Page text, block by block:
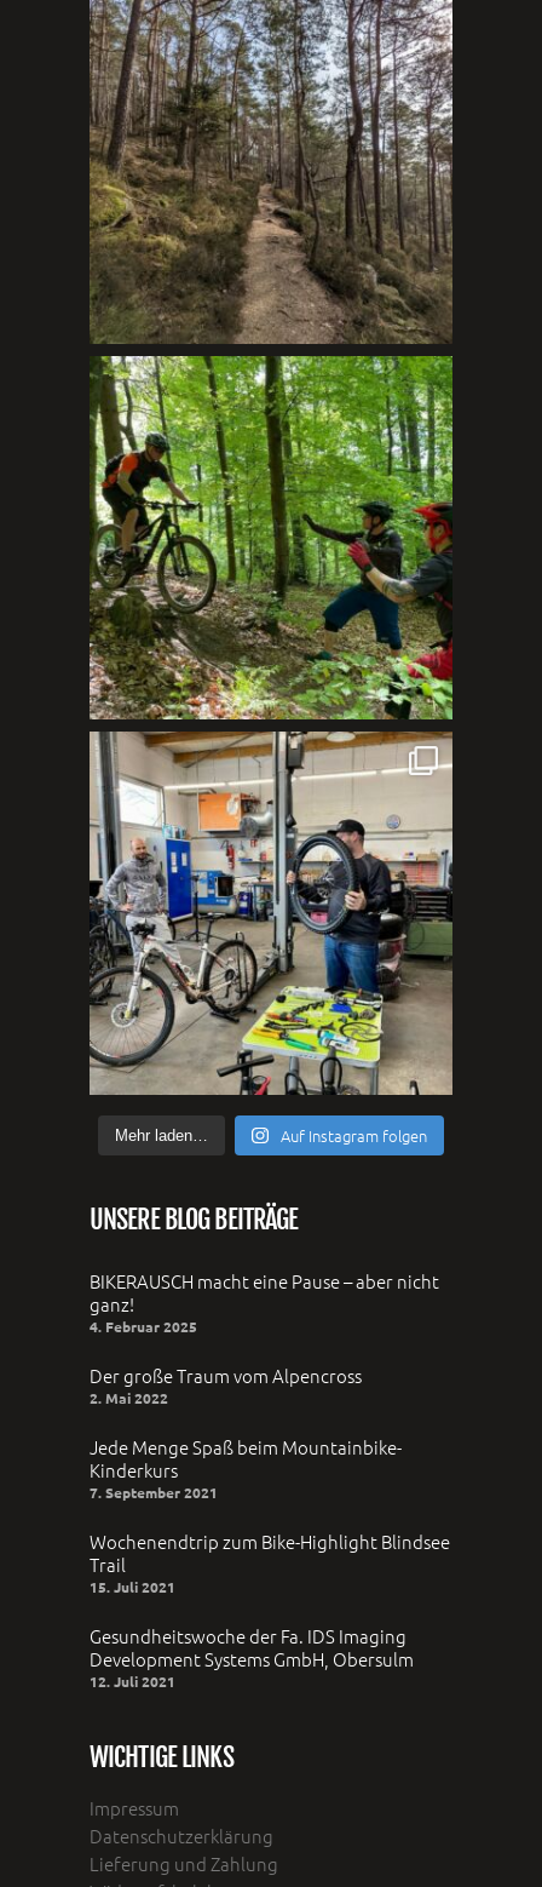
Mehr laden… Auf Instagram folgen
UNSERE BLOG BEITRÄGE
BIKERAUSCH macht eine Pause – aber nicht
ganz!
4. Februar 2025
Der große Traum vom Alpencross
2. Mai 2022
Jede Menge Spaß beim Mountainbike-
Kinderkurs
7. September 2021
Wochenendtrip zum Bike-Highlight Blindsee
Trail
15. Juli 2021
Gesundheitswoche der Fa. IDS Imaging
Development Systems GmbH, Obersulm
12. Juli 2021
WICHTIGE LINKS
Impressum
Datenschutzerklärung
Lieferung und Zahlung